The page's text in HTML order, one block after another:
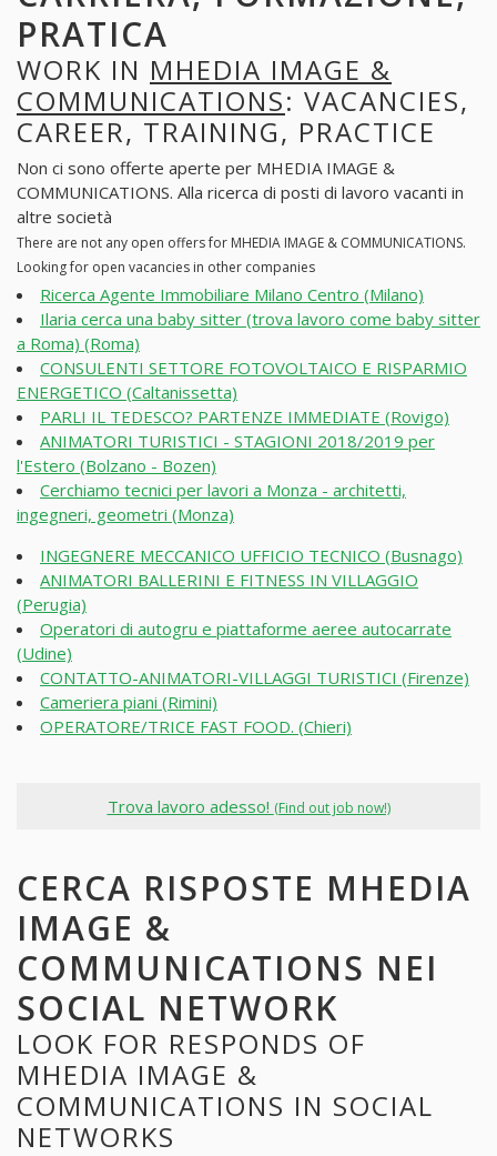
PRATICA
WORK IN MHEDIA IMAGE &
COMMUNICATIONS: VACANCIES,
CAREER, TRAINING, PRACTICE
Non ci sono offerte aperte per MHEDIA IMAGE &
COMMUNICATIONS. Alla ricerca di posti di lavoro vacanti in
altre società
There are not any open offers for MHEDIA IMAGE & COMMUNICATIONS.
Looking for open vacancies in other companies
Ricerca Agente Immobiliare Milano Centro (Milano)
Ilaria cerca una baby sitter (trova lavoro come baby sitter
a Roma) (Roma)
CONSULENTI SETTORE FOTOVOLTAICO E RISPARMIO
ENERGETICO (Caltanissetta)
PARLI IL TEDESCO? PARTENZE IMMEDIATE (Rovigo)
ANIMATORI TURISTICI - STAGIONI 2018/2019 per
l'Estero (Bolzano - Bozen)
Cerchiamo tecnici per lavori a Monza - architetti,
ingegneri, geometri (Monza)
INGEGNERE MECCANICO UFFICIO TECNICO (Busnago)
ANIMATORI BALLERINI E FITNESS IN VILLAGGIO
(Perugia)
Operatori di autogru e piattaforme aeree autocarrate
(Udine)
CONTATTO-ANIMATORI-VILLAGGI TURISTICI (Firenze)
Cameriera piani (Rimini)
OPERATORE/TRICE FAST FOOD. (Chieri)
Trova lavoro adesso! (Find out job now!)
CERCA RISPOSTE MHEDIA
IMAGE &
COMMUNICATIONS NEI
SOCIAL NETWORK
LOOK FOR RESPONDS OF
MHEDIA IMAGE &
COMMUNICATIONS IN SOCIAL
NETWORKS